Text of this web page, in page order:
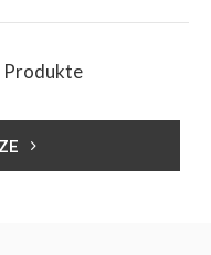
Produkte